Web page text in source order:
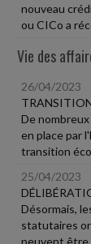
nouveau
ou CICo a
Vie des
26/04/2023
De
en place par
transition
25/04/2023
Désormais,
statutaires
peuvent être